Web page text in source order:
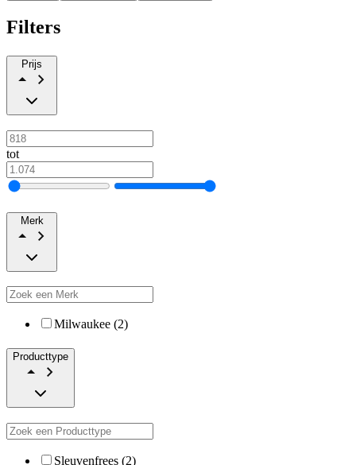
Filters
Prijs
tot
Merk
Milwaukee (2)
Producttype
Sleuvenfrees (2)